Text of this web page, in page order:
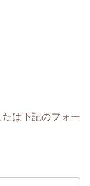
は下記のフォー